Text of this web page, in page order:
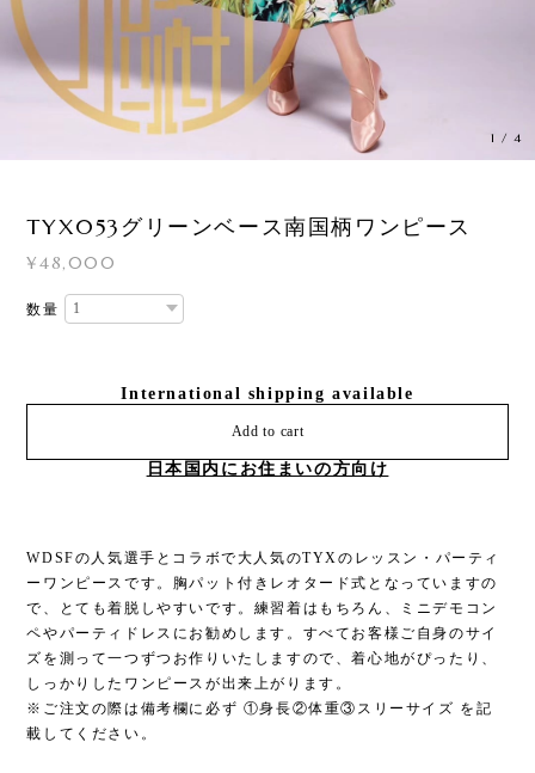
1 /4
TYX053グリーンベース南国柄ワンピース
¥48,000
数量
International shipping available
Add to cart
日本国内にお住まいの方向け
WDSFの人気選手とコラボで大人気のTYXのレッスン・パーティ
ーワンピースです。胸パット付きレオタード式となっていますの
で、とても着脱しやすいです。練習着はもちろん、ミニデモコン
ペやパーティドレスにお勧めします。すべてお客様ご自身のサイ
ズを測って一つずつお作りいたしますので、着心地がぴったり、
しっかりしたワンピースが出来上がります。
※ご注文の際は備考欄に必ず ①身長②体重③スリーサイズ を記
載してください。